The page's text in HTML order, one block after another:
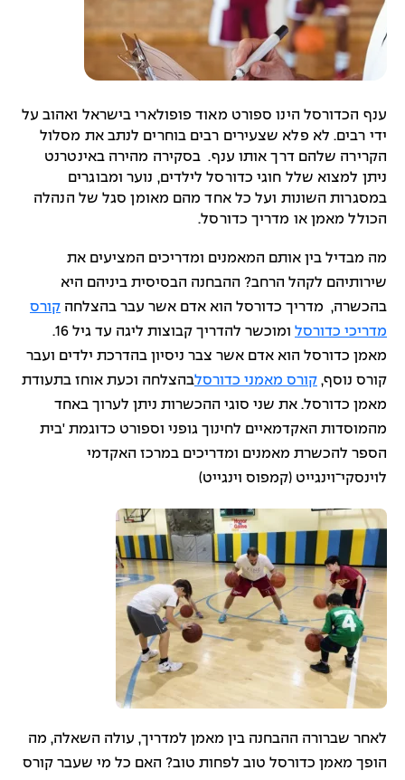
ענף הכדורסל הינו ספורט מאוד פופולארי בישראל ואהוב על
ידי רבים. לא פלא שצעירים רבים בוחרים לנתב את מסלול
הקרירה שלהם דרך אותו ענף. בסקירה מהירה באינטרנט
ניתן למצוא שלל חוגי כדורסל לילדים, נוער ומבוגרים
במסגרות השונות ועל כל אחד מהם מאומן סגל של הנהלה
הכולל מאמן או מדריך כדורסל.
מה מבדיל בין אותם המאמנים ומדריכים המציעים את
שירותיהם לקהל הרחב? ההבחנה הבסיסית ביניהם היא
בהכשרה, מדריך כדורסל הוא אדם אשר עבר בהצלחה קורס
מדריכי כדורסל
ומוכשר להדריך קבוצות ליגה עד גיל 16.
מאמן כדורסל הוא אדם אשר צבר ניסיון בהדרכת ילדים ועבר
קורס נוסף, קורס מאמני כדורסלבהצלחה וכעת אוחז בתעודת
מאמן כדורסל. את שני סוגי ההכשרות ניתן לערוך באחד
מהמוסדות האקדמאיים לחינוך גופני וספורט כדוגמת 'בית
הספר להכשרת מאמנים ומדריכים במרכז האקדמי
לוינסקי־וינגייט (קמפוס וינגייט)
לאחר שברורה ההבחנה בין מאמן למדריך, עולה השאלה, מה
הופך מאמן כדורסל טוב לפחות טוב? האם כל מי שעבר קורס